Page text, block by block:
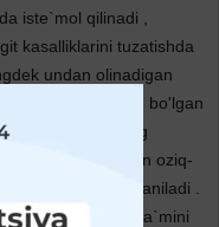
iste`mol qilinadi ,
kasalliklarini tuzatishda
undan olinadigan
bilan bog'liq bo'lgan
o'simligining
moyi olinib , undan oziq-
foydalaniladi .
dori-darmonlar ta`mini